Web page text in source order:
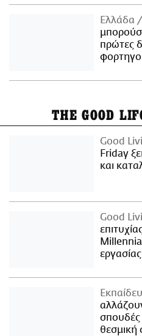
Ελλάδα
πρώτες
THE GOOD
Good
Friday
και
Good
εργασίας
θεσμική